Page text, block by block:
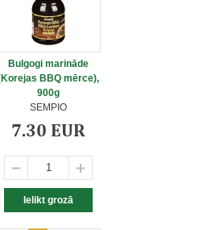
Bulgogi marināde
BBQ mērce),
900g
SEMPIO
7.30 EUR